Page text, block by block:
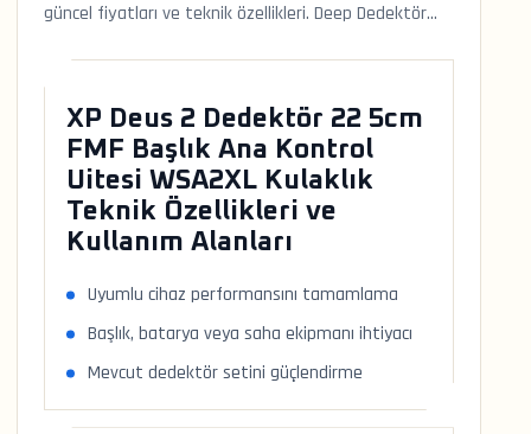
güncel fiyatları ve teknik özellikleri. Deep Dedektör...
XP Deus 2 Dedektör 22 5cm
FMF Başlık Ana Kontrol
Uitesi WSA2XL Kulaklık
Teknik Özellikleri ve
Kullanım Alanları
Uyumlu cihaz performansını tamamlama
Başlık, batarya veya saha ekipmanı ihtiyacı
Mevcut dedektör setini güçlendirme